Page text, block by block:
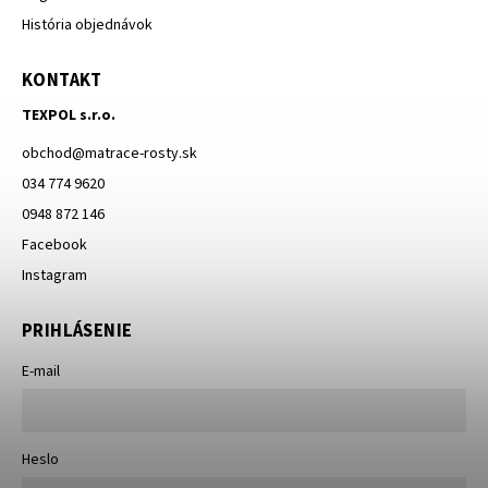
História objednávok
KONTAKT
TEXPOL s.r.o.
obchod@matrace-rosty.sk
034 774 9620
0948 872 146
Facebook
Instagram
PRIHLÁSENIE
E-mail
Heslo